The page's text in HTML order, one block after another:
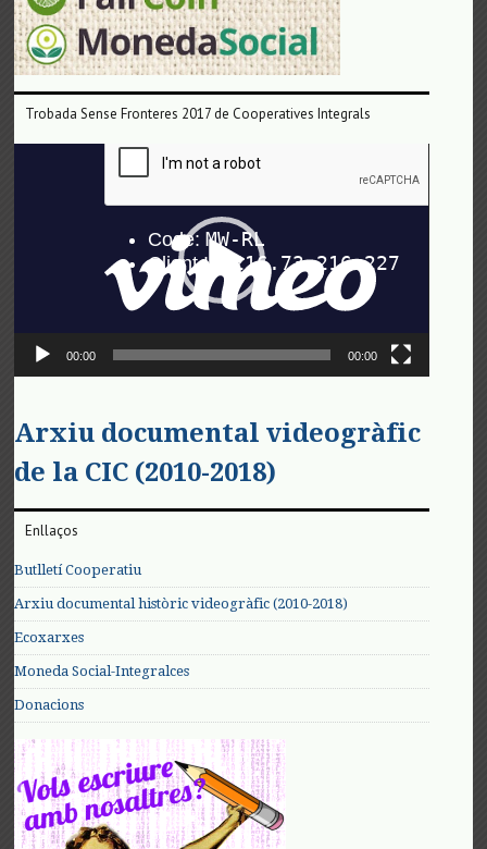
Trobada Sense Fronteres 2017 de Cooperatives Integrals
00:00 00:00
Arxiu documental videogràfic
de la CIC (2010-2018)
Enllaços
Butlletí Cooperatiu
Arxiu documental històric videogràfic (2010-2018)
Ecoxarxes
Moneda Social-Integralces
Donacions